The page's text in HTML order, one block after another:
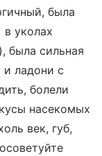
была
в уколах
была сильная
и ладони с
болели
насекомых
век, губ,